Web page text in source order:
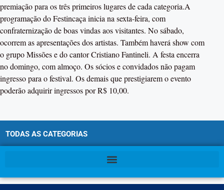
premiação para os três primeiros lugares de cada categoria.A
programação do Festincaça inicia na sexta-feira, com
confraternização de boas vindas aos visitantes. No sábado,
ocorrem as apresentações dos artistas. Também haverá show com
o grupo Missões e do cantor Cristiano Fantineli. A festa encerra
no domingo, com almoço. Os sócios e convidados não pagam
ingresso para o festival. Os demais que prestigiarem o evento
poderão adquirir ingressos por R$ 10,00.
TODAS AS CATEGORIAS